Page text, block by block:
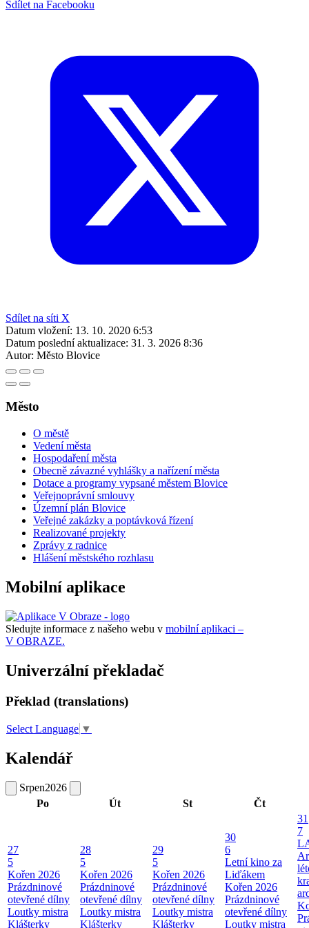
Sdílet na Facebooku
Sdílet na síti X
Datum vložení: 13. 10. 2020 6:53
Datum poslední aktualizace: 31. 3. 2026 8:36
Autor: Město Blovice
Město
O městě
Vedení města
Hospodaření města
Obecně závazné vyhlášky a nařízení města
Dotace a programy vypsané městem Blovice
Veřejnoprávní smlouvy
Územní plán Blovice
Veřejné zakázky a poptávková řízení
Realizované projekty
Zprávy z radnice
Hlášení městského rozhlasu
Mobilní aplikace
Sledujte informace z našeho webu v mobilní aplikaci –
V OBRAZE.
Univerzální překladač
Překlad (translations)
Select Language ▼
Kalendář
Srpen2026
Po
Út St Čt
27
5
Kořen 2026
Prázdninové
otevřené dílny
Loutky mistra
Klášterky
28
5
Kořen 2026
Prázdninové
otevřené dílny
Loutky mistra
Klášterky
29
5
Kořen 2026
Prázdninové
otevřené dílny
Loutky mistra
Klášterky
30
6
Letní kino za
Liďákem
Kořen 2026
Prázdninové
otevřené dílny
Loutky mistra
31
7